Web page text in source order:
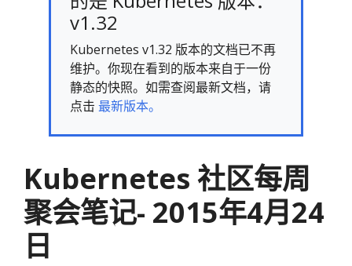
v1.32
Kubernetes v1.32 版本的文档已不再
维护。你现在看到的版本来自于一份
静态的快照。如需查阅最新文档，请
点击 最新版本。
Kubernetes 社区每周
聚会笔记- 2015年4月24
日